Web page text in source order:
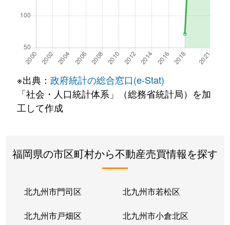
※出典： 政府統計の総合窓口(e-Stat)
「社会・人口統計体系」（総務省統計局）を加
工して作成
福岡県の市区町村から不動産売買情報を探す
北九州市門司区 北九州市若松区
北九州市戸畑区 北九州市小倉北区